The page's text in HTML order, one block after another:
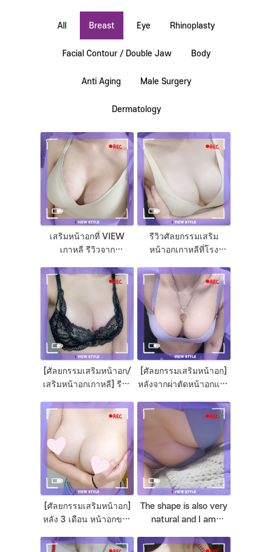
All Breast Eye Rhinoplasty
Facial Contour / Double Jaw Body
Anti Aging Male Surgery
Dermatology
เสริมหน้าอกที่ VIEW
เกาหลี รีวิวจาก
รีวิวศัลยกรรมเสริม
หน้าอกเกาหลีที่โรง
[ศัลยกรรมเสริมหน้าอก/
เสริมหน้าอกเกาหลี] รีวิว
พยาบาลวิวเกาหลี
[ศัลยกรรมเสริมหน้าอก]
หลังจากผ่าตัดหน้าอกแล้ว
อวดทุกคนเลย?
[ศัลยกรรมเสริมหน้าอก]
หลัง 3 เดือน หน้าอกของ
สัมผัสที่นุ่มมาก?
The shape is also very
natural and I am
with the backpack~